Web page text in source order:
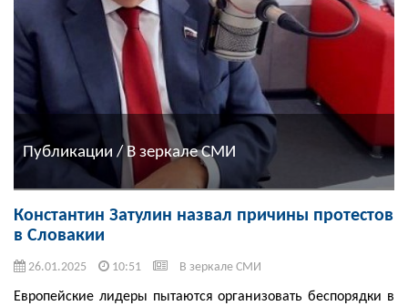
Публикации / В зеркале СМИ
Константин Затулин назвал причины протестов
в Словакии
26.01.2025 10:51 В зеркале СМИ
Европейские лидеры пытаются организовать беспорядки в